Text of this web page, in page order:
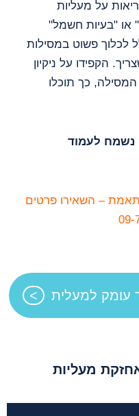
על מעליות
או "בעיות חשמל"
לכלוך פשוט במסילות
הקפידו על ניקיון
כך תוכלו
נשמח לעמוד
– השאירו פרטים
09-
למעלית
מעליות